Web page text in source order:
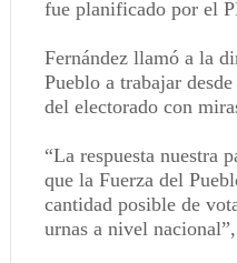
fue planificado por el
Fernández llamó a la
Pueblo a trabajar
del electorado con
“La respuesta nuestra
que la Fuerza del
cantidad posible de
urnas a nivel